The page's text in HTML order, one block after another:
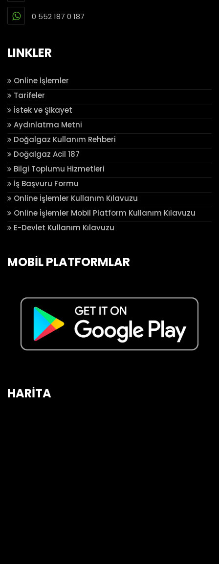
0 552 187 0 187
LINKLER
Online İşlemler
Tarifeler
İstek ve Şikayet
Aydınlatma Metni
Doğalgaz Kullanım Rehberi
Doğalgaz Acil 187
Bilgi Toplumu Hizmetleri
İş Başvuru Formu
Online İşlemler Kullanım Kılavuzu
Online İşlemler Mobil Platform Kullanım Kılavuzu
E-Devlet Kullanım Kılavuzu
MOBİL PLATFORMLAR
HARİTA